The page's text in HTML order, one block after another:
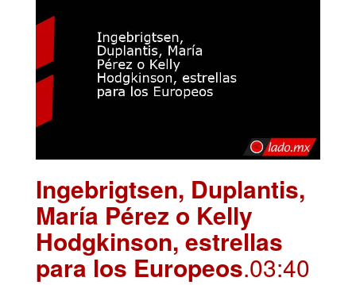
Ingebrigtsen, Duplantis,
María Pérez o Kelly
Hodgkinson, estrellas
para los Europeos.03:40